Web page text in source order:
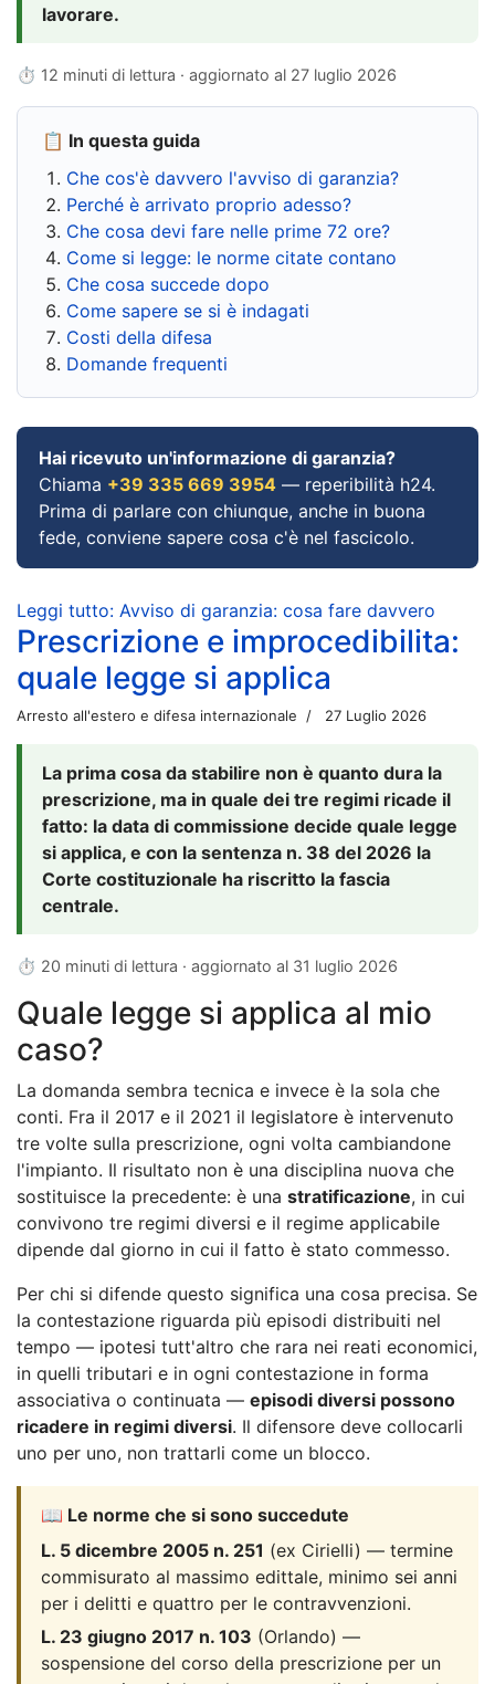
lavorare.
⏱ 12 minuti di lettura · aggiornato al 27 luglio 2026
📋 In questa guida
Che cos'è davvero l'avviso di garanzia?
Perché è arrivato proprio adesso?
Che cosa devi fare nelle prime 72 ore?
Come si legge: le norme citate contano
Che cosa succede dopo
Come sapere se si è indagati
Costi della difesa
Domande frequenti
Hai ricevuto un'informazione di garanzia?
Chiama +39 335 669 3954 — reperibilità h24.
Prima di parlare con chiunque, anche in buona
fede, conviene sapere cosa c'è nel fascicolo.
Leggi tutto: Avviso di garanzia: cosa fare davvero
Prescrizione e improcedibilita:
quale legge si applica
Arresto all'estero e difesa internazionale 27 Luglio 2026
La prima cosa da stabilire non è quanto dura la
prescrizione, ma in quale dei tre regimi ricade il
fatto: la data di commissione decide quale legge
si applica, e con la sentenza n. 38 del 2026 la
Corte costituzionale ha riscritto la fascia
centrale.
⏱ 20 minuti di lettura · aggiornato al 31 luglio 2026
Quale legge si applica al mio
caso?
La domanda sembra tecnica e invece è la sola che
conti. Fra il 2017 e il 2021 il legislatore è intervenuto
tre volte sulla prescrizione, ogni volta cambiandone
l'impianto. Il risultato non è una disciplina nuova che
sostituisce la precedente: è una stratificazione, in cui
convivono tre regimi diversi e il regime applicabile
dipende dal giorno in cui il fatto è stato commesso.
Per chi si difende questo significa una cosa precisa. Se
la contestazione riguarda più episodi distribuiti nel
tempo — ipotesi tutt'altro che rara nei reati economici,
in quelli tributari e in ogni contestazione in forma
associativa o continuata — episodi diversi possono
ricadere in regimi diversi. Il difensore deve collocarli
uno per uno, non trattarli come un blocco.
📖 Le norme che si sono succedute
L. 5 dicembre 2005 n. 251 (ex Cirielli) — termine
commisurato al massimo edittale, minimo sei anni
per i delitti e quattro per le contravvenzioni.
L. 23 giugno 2017 n. 103 (Orlando) —
sospensione del corso della prescrizione per un